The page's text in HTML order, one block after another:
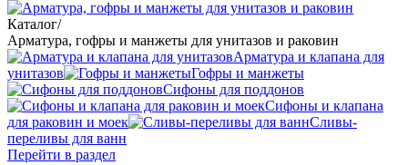
Каталог/
Арматура, гофры и манжеты для унитазов и раковин
Арматура и клапана для
унитазов
Гофры и манжеты
Сифоны для поддонов
Сифоны и клапана
для раковин и моек
Сливы-
переливы для ванн
Перейти в раздел